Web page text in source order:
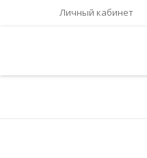
Личный кабинет